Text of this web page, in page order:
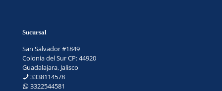
Sucursal
San Salvador #1849
Colonia del Sur CP: 44920
Guadalajara, Jalisco
3338114578
3322544581